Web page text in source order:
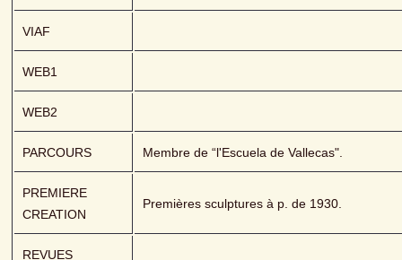
VIAF
WEB1
WEB2
PARCOURS Membre de “l'Escuela de Vallecas".
PREMIERE
CREATION
Premières sculptures à p. de 1930.
REVUES